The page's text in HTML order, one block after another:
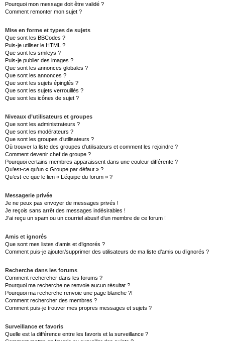
Pourquoi mon message doit être validé ?
Comment remonter mon sujet ?
Mise en forme et types de sujets
Que sont les BBCodes ?
Puis-je utiliser le HTML ?
Que sont les smileys ?
Puis-je publier des images ?
Que sont les annonces globales ?
Que sont les annonces ?
Que sont les sujets épinglés ?
Que sont les sujets verrouillés ?
Que sont les icônes de sujet ?
Niveaux d’utilisateurs et groupes
Que sont les administrateurs ?
Que sont les modérateurs ?
Que sont les groupes d’utilisateurs ?
Où trouver la liste des groupes d’utilisateurs et comment les rejoindre ?
Comment devenir chef de groupe ?
Pourquoi certains membres apparaissent dans une couleur différente ?
Qu’est-ce qu’un « Groupe par défaut » ?
Qu’est-ce que le lien « L’équipe du forum » ?
Messagerie privée
Je ne peux pas envoyer de messages privés !
Je reçois sans arrêt des messages indésirables !
J’ai reçu un spam ou un courriel abusif d’un membre de ce forum !
Amis et ignorés
Que sont mes listes d’amis et d’ignorés ?
Comment puis-je ajouter/supprimer des utilisateurs de ma liste d’amis ou d’ignorés ?
Recherche dans les forums
Comment rechercher dans les forums ?
Pourquoi ma recherche ne renvoie aucun résultat ?
Pourquoi ma recherche renvoie une page blanche ?!
Comment rechercher des membres ?
Comment puis-je trouver mes propres messages et sujets ?
Surveillance et favoris
Quelle est la différence entre les favoris et la surveillance ?